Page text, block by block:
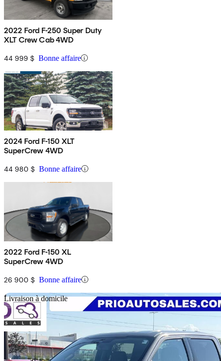
2022 Ford F-250 Super Duty
XLT Crew Cab 4WD
44 999 $ Bonne affaire
2024 Ford F-150 XLT
SuperCrew 4WD
44 980 $ Bonne affaire
2022 Ford F-150 XL
SuperCrew 4WD
26 900 $ Bonne affaire
Livraison à domicile